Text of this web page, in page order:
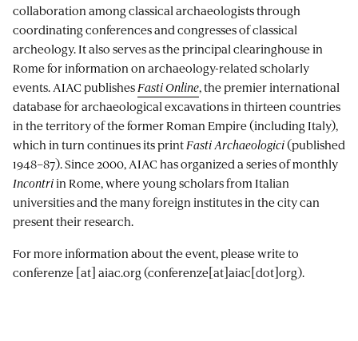
collaboration among classical archaeologists through
coordinating conferences and congresses of classical
archeology. It also serves as the principal clearinghouse in
Rome for information on archaeology-related scholarly
events. AIAC publishes Fasti Online, the premier international
database for archaeological excavations in thirteen countries
in the territory of the former Roman Empire (including Italy),
which in turn continues its print Fasti Archaeologici(published
1948–87). Since 2000, AIAC has organized a series of monthly
Incontriin Rome, where young scholars from Italian
universities and the many foreign institutes in the city can
present their research.
For more information about the event, please write to
conferenze [at] aiac.org (conferenze[at]aiac[dot]org).